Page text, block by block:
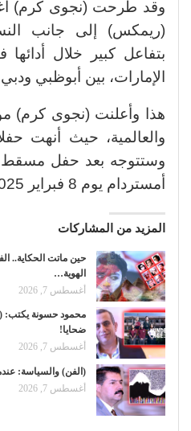
وقد طرحت (نجوى كرم)
(ريمكس) إلى جانب
بتفاعل كبير خلال
الإمارات، بين أبوظبي
هذا وأعلنت (نجوى كرم)
والعالمية، حيث أنهت
وستتوجه بعد حفل مسقط
أمستردام يوم 8 فبراير 2025.
المزيد من المشاركات
حين ماتت الحكاية..
الهوية…
أغسطس 7, 2026
محمود حسونة يكتب:
ضحايا!
أغسطس 7, 2026
(الفن) والسياسة:
أغسطس 7, 2026